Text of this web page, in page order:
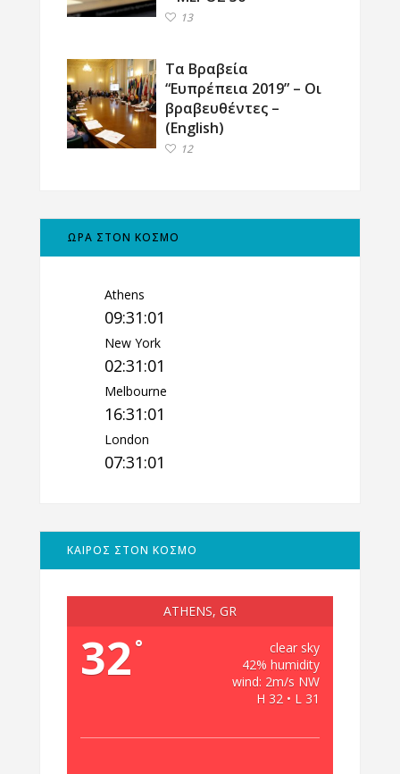
13
Τα Βραβεία
“Ευπρέπεια 2019” – Οι
βραβευθέντες –
(English)
12
ΩΡΑ ΣΤΟΝ ΚΟΣΜΟ
Athens
09:31:02
New York
02:31:02
Melbourne
16:31:02
London
07:31:02
ΚΑΙΡΟΣ ΣΤΟΝ ΚΟΣΜΟ
ATHENS, GR
32 °
clear sky
42% humidity
wind: 2m/s NW
H 32 • L 31